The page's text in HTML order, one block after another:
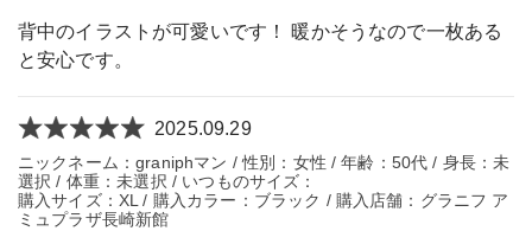
背中のイラストが可愛いです！ 暖かそうなので一枚ある
と安心です。
2025.09.29
ニックネーム：graniphマン / 性別：女性 / 年齢：50代 / 身長：未
選択 / 体重：未選択 / いつものサイズ：
購入サイズ：XL / 購入カラー：ブラック / 購入店舗：グラニフ ア
ミュプラザ長崎新館